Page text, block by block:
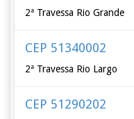
2ª Travessa Rio Grande
CEP 51340002
2ª Travessa Rio Largo
CEP 51290202